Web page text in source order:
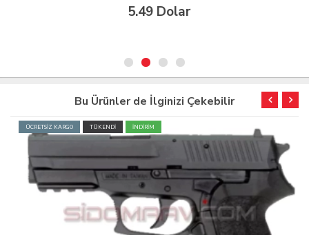
5.49 Dolar
Bu Ürünler de İlginizi Çekebilir
ÜCRETSİZ KARGO TÜKENDİ İNDİRİM